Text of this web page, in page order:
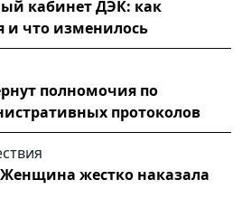
кабинет ДЭК: как
и что изменилось
полномочия по
протоколов
жестко наказала